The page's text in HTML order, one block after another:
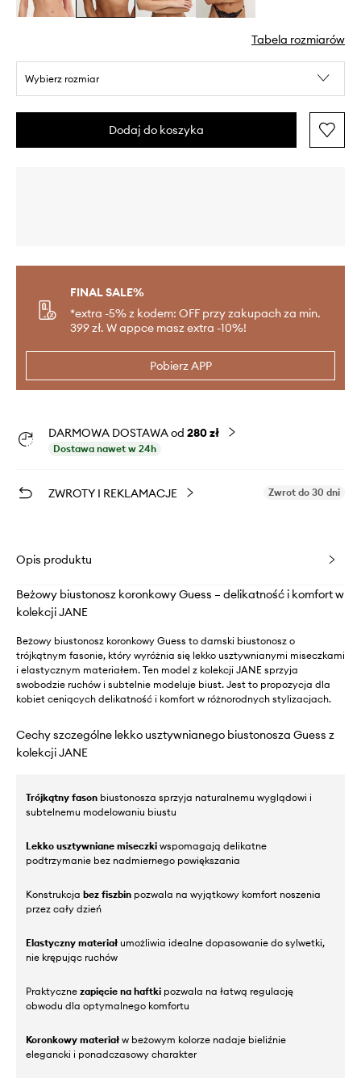
Tabela rozmiarów
Wybierz rozmiar
Dodaj do koszyka
FINAL SALE%
*extra -5% z kodem: OFF przy zakupach za min.
399 zł. W appce masz extra -10%!
Pobierz APP
DARMOWA DOSTAWA od 280 zł
Dostawa nawet w 24h
ZWROTY I REKLAMACJE Zwrot do 30 dni
Opis produktu
Beżowy biustonosz koronkowy Guess – delikatność i komfort w
kolekcji JANE
Beżowy biustonosz koronkowy Guess to damski biustonosz o
trójkątnym fasonie, który wyróżnia się lekko usztywnianymi miseczkami
i elastycznym materiałem. Ten model z kolekcji JANE sprzyja
swobodzie ruchów i subtelnie modeluje biust. Jest to propozycja dla
kobiet ceniących delikatność i komfort w różnorodnych stylizacjach.
Cechy szczególne lekko usztywnianego biustonosza Guess z
kolekcji JANE
Trójkątny fason biustonosza sprzyja naturalnemu wyglądowi i
subtelnemu modelowaniu biustu
Lekko usztywniane miseczki wspomagają delikatne
podtrzymanie bez nadmiernego powiększania
Konstrukcja bez fiszbin pozwala na wyjątkowy komfort noszenia
przez cały dzień
Elastyczny materiał umożliwia idealne dopasowanie do sylwetki,
nie krępując ruchów
Praktyczne zapięcie na haftki pozwala na łatwą regulację
obwodu dla optymalnego komfortu
Koronkowy materiał w beżowym kolorze nadaje bieliźnie
elegancki i ponadczasowy charakter